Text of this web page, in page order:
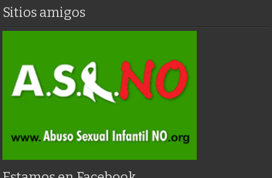
Sitios amigos